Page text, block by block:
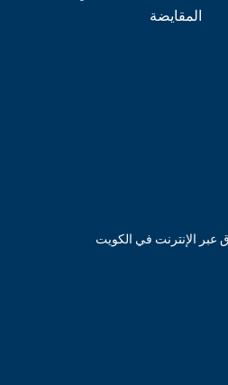
المقايضة
الإنترنت في الكويت